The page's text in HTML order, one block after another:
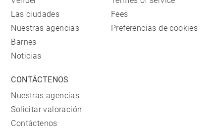
Las ciudades
Nuestras agencias
Barnes
Noticias
Fees
Preferencias de cookies
CONTÁCTENOS
Nuestras agencias
Solicitar valoración
Contáctenos